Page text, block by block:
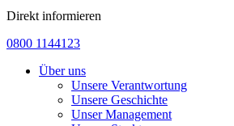
Direkt informieren
0800 1144123
Über uns
Unsere Verantwortung
Unsere Geschichte
Unser Management